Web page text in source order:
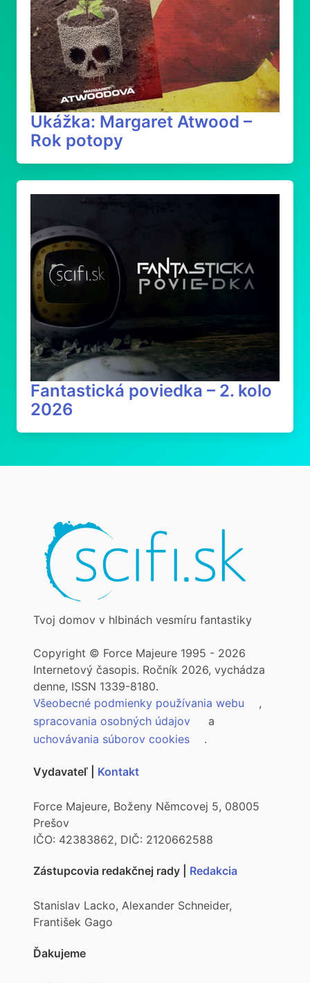
Ukážka: Margaret Atwood –
Rok potopy
Fantastická poviedka – 2. kolo
2026
Tvoj domov v hlbinách vesmíru fantastiky
Copyright © Force Majeure 1995 - 2026
Internetový časopis. Ročník 2026, vychádza
denne, ISSN 1339-8180.
Všeobecné podmienky používania webu
,
spracovania osobných údajov
a
uchovávania súborov cookies
.
Vydavateľ | Kontakt
Force Majeure, Boženy Němcovej 5, 08005
Prešov
IČO: 42383862, DIČ: 2120662588
Zástupcovia redakčnej rady | Redakcia
Stanislav Lacko, Alexander Schneider,
František Gago
Ďakujeme